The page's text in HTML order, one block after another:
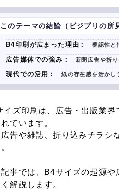
このテーマの結論（ビジプリの所
B4印刷が広まった理由： 視認性と
広告媒体での強み： 新聞広告や折
現代での活用： 紙の存在感を活かし
イズ印刷は、広告・出版業界
ています。
広告や雑誌、折り込みチラシ
記事では、B4サイズの起源
解説します。